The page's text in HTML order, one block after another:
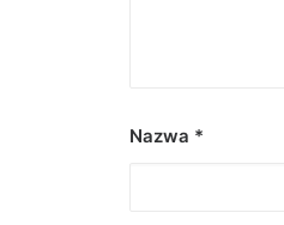
Nazwa *